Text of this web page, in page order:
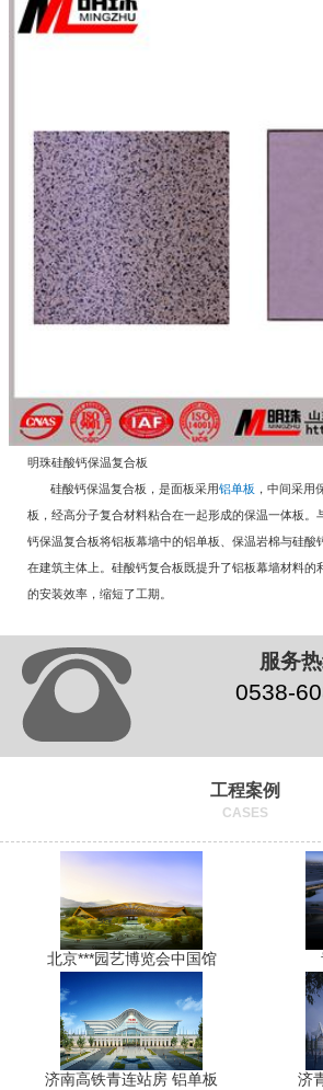
明珠硅酸钙保温复合板
硅酸钙保温复合板，是面板采用铝单板 ，中间采用
板，经高分子复合材料粘合在一起形成的保温一体板。
钙保温复合板将铝板幕墙中的铝单板、保温岩棉与硅酸
在建筑主体上。硅酸钙复合板既提升了铝板幕墙材料的
的安装效率，缩短了工期。
服务热
0538-
工程案例
CASES
北京***园艺博览会中国馆
济南高铁青连站房 铝单板 济